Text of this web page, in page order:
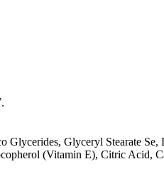
Glycerides, Glyceryl Stearate Se,
(Vitamin E), Citric